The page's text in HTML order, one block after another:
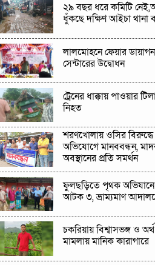
২৯ বছর ধরে কমিটি
ধুঁকছে দক্ষিণ আইচা থানা
লালমোহনে ফেয়ার
সেন্টারের উদ্বোধন
ট্রেনের ধাক্কায় পাওয়ার
নিহত
শরণখোলায় ওসির বিরুদ্ধে
অভিযোগে মানববন্ধন,
অবস্থানের প্রতি সমর্থন
ফুলছড়িতে পৃথক
আটক ৩, ভ্রাম্যমাণ
চকরিয়ায় বিশ্বাসভঙ্গ ও
মামলায় মানিক কারাগারে